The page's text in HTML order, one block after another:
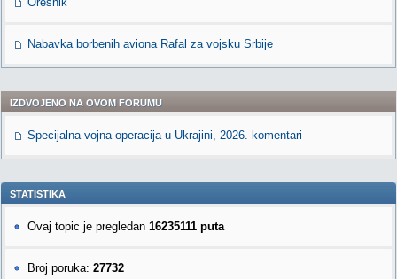
Nabavka borbenih aviona Rafal za vojsku Srbije
IZDVOJENO NA OVOM FORUMU
Specijalna vojna operacija u Ukrajini, 2026. komentari
STATISTIKA
Ovaj topic je pregledan 16235111 puta
Broj poruka: 27732